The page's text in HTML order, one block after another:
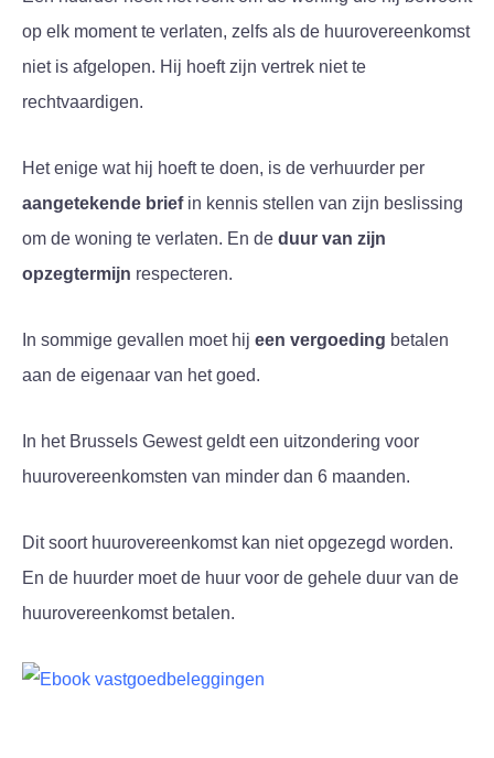
op elk moment te verlaten, zelfs als de huurovereenkomst
niet is afgelopen. Hij hoeft zijn vertrek niet te
rechtvaardigen.
Het enige wat hij hoeft te doen, is de verhuurder per
aangetekende brief in kennis stellen van zijn beslissing
om de woning te verlaten. En de duur van zijn
opzegtermijn respecteren.
In sommige gevallen moet hij een vergoeding betalen
aan de eigenaar van het goed.
In het Brussels Gewest geldt een uitzondering voor
huurovereenkomsten van minder dan 6 maanden.
Dit soort huurovereenkomst kan niet opgezegd worden.
En de huurder moet de huur voor de gehele duur van de
huurovereenkomst betalen.